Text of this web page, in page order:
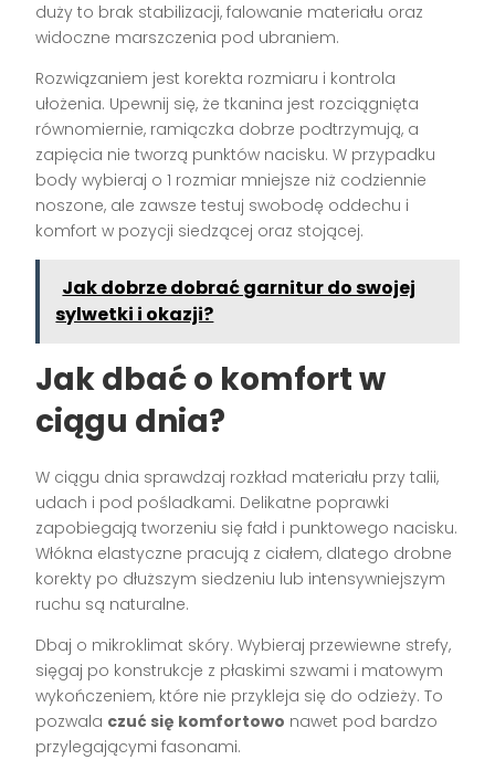
duży to brak stabilizacji, falowanie materiału oraz
widoczne marszczenia pod ubraniem.
Rozwiązaniem jest korekta rozmiaru i kontrola
ułożenia. Upewnij się, że tkanina jest rozciągnięta
równomiernie, ramiączka dobrze podtrzymują, a
zapięcia nie tworzą punktów nacisku. W przypadku
body wybieraj o 1 rozmiar mniejsze niż codziennie
noszone, ale zawsze testuj swobodę oddechu i
komfort w pozycji siedzącej oraz stojącej.
Jak dobrze dobrać garnitur do swojej
sylwetki i okazji?
Jak dbać o komfort w
ciągu dnia?
W ciągu dnia sprawdzaj rozkład materiału przy talii,
udach i pod pośladkami. Delikatne poprawki
zapobiegają tworzeniu się fałd i punktowego nacisku.
Włókna elastyczne pracują z ciałem, dlatego drobne
korekty po dłuższym siedzeniu lub intensywniejszym
ruchu są naturalne.
Dbaj o mikroklimat skóry. Wybieraj przewiewne strefy,
sięgaj po konstrukcje z płaskimi szwami i matowym
wykończeniem, które nie przykleja się do odzieży. To
pozwala czuć się komfortowo nawet pod bardzo
przylegającymi fasonami.